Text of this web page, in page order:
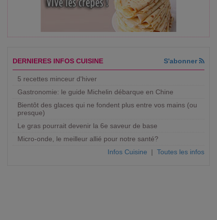
DERNIERES INFOS CUISINE S'abonner
5 recettes minceur d'hiver
Gastronomie: le guide Michelin débarque en Chine
Bientôt des glaces qui ne fondent plus entre vos mains (ou
presque)
Le gras pourrait devenir la 6e saveur de base
Micro-onde, le meilleur allié pour notre santé?
Infos Cuisine | Toutes les infos